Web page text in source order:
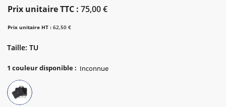
Prix unitaire TTC : 75,00 €
Prix unitaire HT : 62,50 €
Taille: TU
1 couleur disponible: